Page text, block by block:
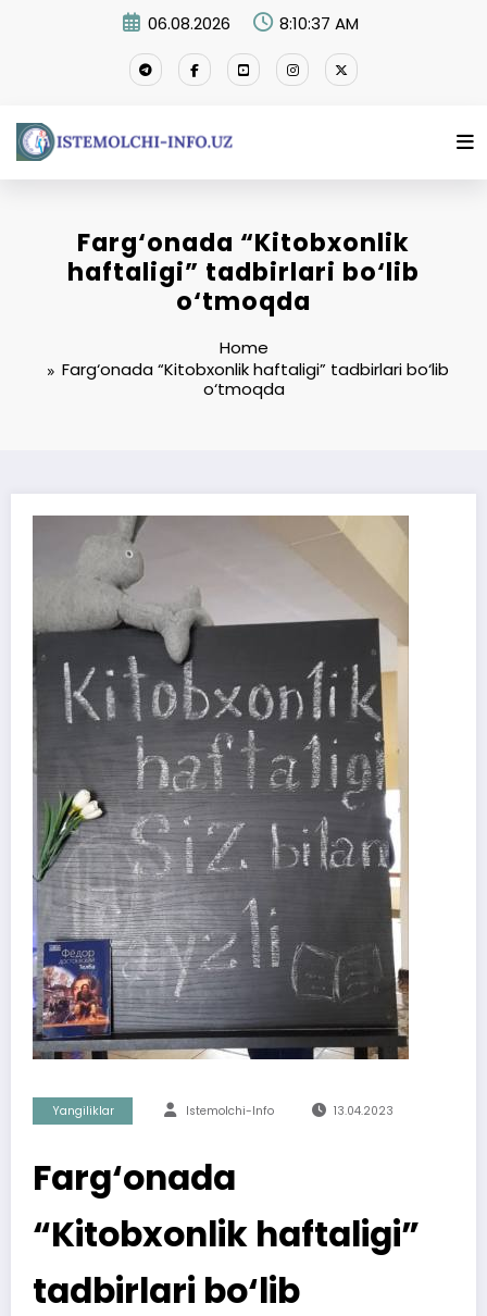
06.08.2026 8:10:38 AM
Farg‘onada “Kitobxonlik
haftaligi” tadbirlari bo‘lib
o‘tmoqda
Home
Farg‘onada “Kitobxonlik haftaligi” tadbirlari bo‘lib
o‘tmoqda
Yangiliklar Istemolchi-Info 13.04.2023
Farg‘onada
“Kitobxonlik haftaligi”
tadbirlari bo‘lib